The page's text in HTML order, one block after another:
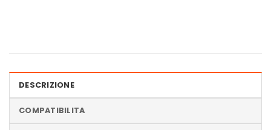
DESCRIZIONE
COMPATIBILITA